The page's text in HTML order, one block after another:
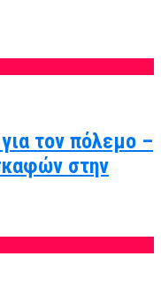
τον πόλεμο –
στην